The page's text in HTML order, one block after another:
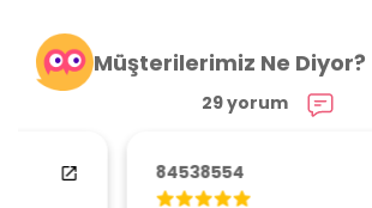
Müşterilerimiz Ne Diyor?
29 yorum
84538554